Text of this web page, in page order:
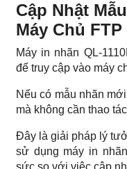
Cập Nhật
Máy Chủ FTP
Máy in nhãn QL-
để truy cập vào máy
Nếu có mẫu nhãn
mà không cần thao
Đây là giải pháp lý
sử dụng máy in
sức so với việc cập